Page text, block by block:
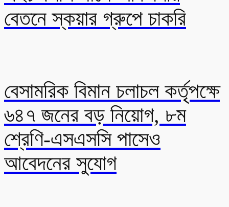
বেতনে স্কয়ার গ্রুপে চাকরি
বেসামরিক বিমান চলাচল কর্তৃপক্ষে
৬৪৭ জনের বড় নিয়োগ, ৮ম
শ্রেণি-এসএসসি পাসেও
আবেদনের সুযোগ